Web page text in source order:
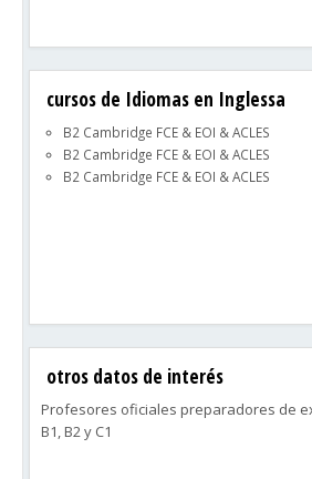
cursos de Idiomas en Inglessa
B2 Cambridge FCE & EOI & ACLES
B2 Cambridge FCE & EOI & ACLES
B2 Cambridge FCE & EOI & ACLES
otros datos de interés
Profesores oficiales preparadores de
B1, B2 y C1